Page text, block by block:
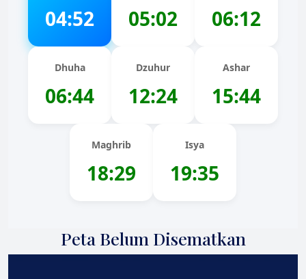
04:52 05:02 06:12
Dhuha
06:44
Dzuhur
12:24
Ashar
15:44
Maghrib
18:29
Isya
19:35
Peta Belum Disematkan